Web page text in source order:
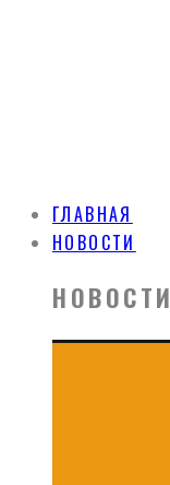
ГЛАВНАЯ
НОВОСТИ
НОВОСТИ